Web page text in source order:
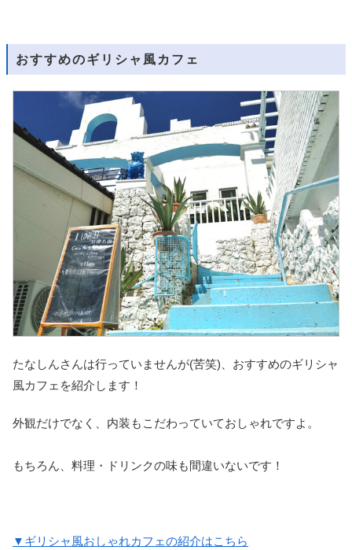
おすすめのギリシャ風カフェ
たなしんさんは行っていませんが(苦笑)、おすすめのギリシャ
風カフェを紹介します！
外観だけでなく、内装もこだわっていておしゃれですよ。
もちろん、料理・ドリンクの味も間違いないです！
▼ギリシャ風おしゃれカフェの紹介はこちら